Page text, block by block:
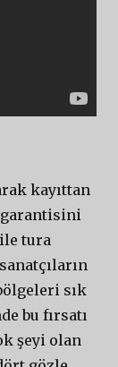
kayıttan
garantisini
tura
sık
bu fırsatı
şeyi olan